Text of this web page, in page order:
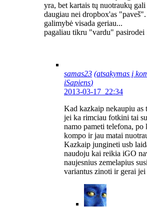
yra, bet kartais tų nuotraukų
daugiau nei dropbox'as
galimybė visada geriau...
pagaliau tikru "vardu" pasirodei
samas23 (atsakymas į
iSapiens)
2013-03-17 22:34
Kad kazkaip nekaupiu
jei ka rimciau fotkini tai
namo pameti telefona,
kompo ir jau matai
Kazkaip jungineti usb
naudoju kai reikia iGO
naujesnius zemelapius
variantus zinoti ir gerai